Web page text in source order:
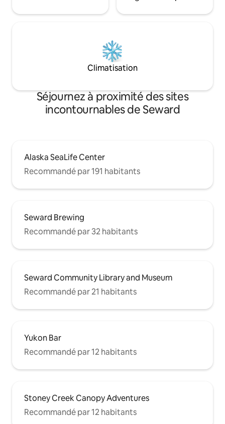
Climatisation
Séjournez à proximité des sites
incontournables de Seward
Alaska SeaLife Center
Recommandé par 191 habitants
Seward Brewing
Recommandé par 32 habitants
Seward Community Library and Museum
Recommandé par 21 habitants
Yukon Bar
Recommandé par 12 habitants
Stoney Creek Canopy Adventures
Recommandé par 12 habitants